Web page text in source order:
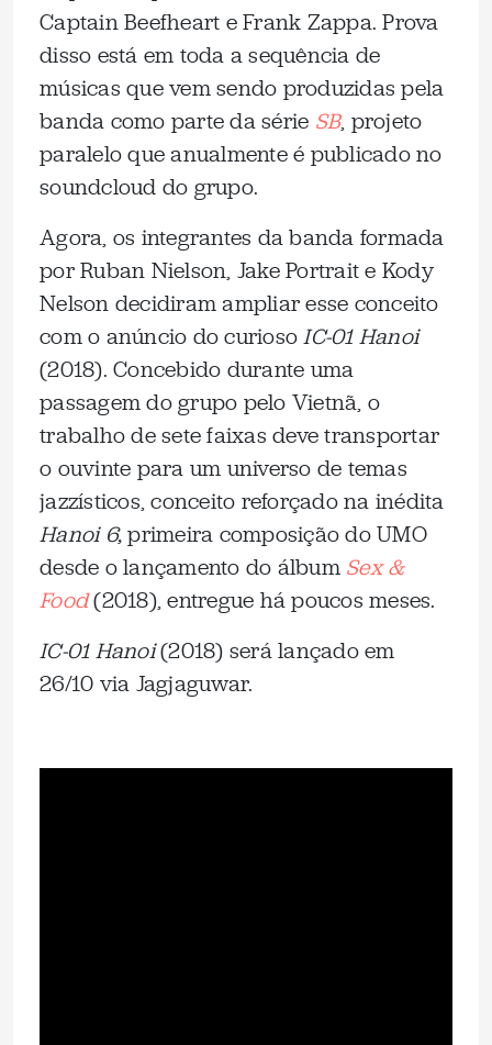
Captain Beefheart e Frank Zappa. Prova
disso está em toda a sequência de
músicas que vem sendo produzidas pela
banda como parte da série SB, projeto
paralelo que anualmente é publicado no
soundcloud do grupo.
Agora, os integrantes da banda formada
por Ruban Nielson, Jake Portrait e Kody
Nelson decidiram ampliar esse conceito
com o anúncio do curiosoIC-01 Hanoi
(2018). Concebido durante uma
passagem do grupo pelo Vietnã, o
trabalho de sete faixas deve transportar
o ouvinte para um universo de temas
jazzísticos, conceito reforçado na inédita
Hanoi 6,primeira composição do UMO
desde o lançamento do álbum Sex &
Food(2018), entregue há poucos meses.
IC-01 Hanoi(2018) será lançado em
26/10 via Jagjaguwar.